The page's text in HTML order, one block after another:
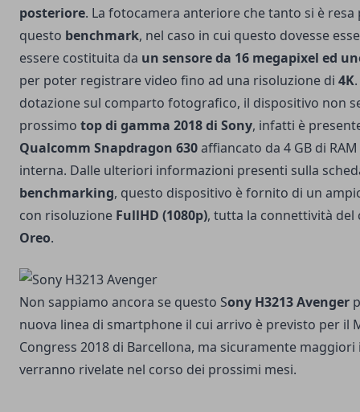
posteriore. La fotocamera anteriore che tanto si è
questo benchmark, nel caso in cui questo dovesse
essere costituita da un sensore da 16 megapixel ed
per poter registrare video fino ad una risoluzione di 4K
dotazione sul comparto fotografico, il dispositivo non
prossimo top di gamma 2018 di Sony, infatti è
Qualcomm Snapdragon 630affiancato da 4 GB di
interna. Dalle ulteriori informazioni presenti sulla
benchmarking, questo dispositivo è fornito di un
con risoluzione FullHD (1080p), tutta la connettività del
Oreo.
Non sappiamo ancora se questo Sony H3213 Avenger
nuova linea di smartphone il cui arrivo è previsto per il
Congress 2018 di Barcellona, ma sicuramente
verranno rivelate nel corso dei prossimi mesi.